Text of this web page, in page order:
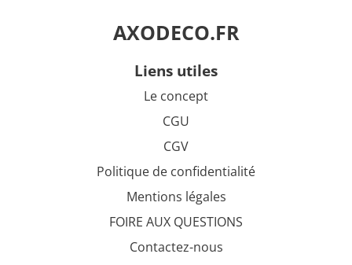
AXODECO.FR
liens utiles
Le concept
CGU
CGV
Politique de confidentialité
Mentions légales
FOIRE AUX QUESTIONS
Contactez-nous